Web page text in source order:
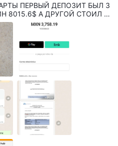
ПЕРВЫЙ ДЕПОЗИТ БЫЛ 3
8015.6$ А ДРУГОЙ СТОИЛ 3
ЭТИХ С МОЕЙ КАРТЫ СНЯЛ
ДОЛЛАРА. КОГДА ОНИ СНЯ
БЕЗ МОЕГО СОГЛАСИЯ, Я Х
ОНИ НЕ ОТВЕТИЛИ И ПОЗ
ПОТОМУ ЧТО Я СКАЗАЛ ИМ
НА НИХ КАК ВОРОВ И МОШ
ЧТО Я ДОЛЖЕН ВЗЯТЬ СТРА
ДЕНЬГИ, НО Я НЕ ПОВЕР
ЕЩЕ ОДИН ДЕПОЗИТ П
ЗАбрали ВСЕ МОИ ДЕНЬГИ. О
ЧТО ПЕРЕДАЛИ МЕНЯ ДРУГИ
ПОДДЕРЖАТ МЕНЯ. В НАЧА
НО ТЕПЕРЬ Я НЕ МОГУ,
ОШИБКУ ИЛИ ЧТО ЕЕ